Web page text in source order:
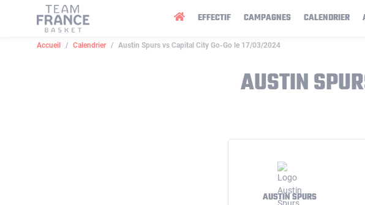
EFFECTIF CAMPAGNES CALENDRIER
Accueil Calendrier Austin Spurs vs Capital City Go-Go le 17/03/2024
AUSTIN
AUSTIN SPURS
Panneau de gestion des cookies